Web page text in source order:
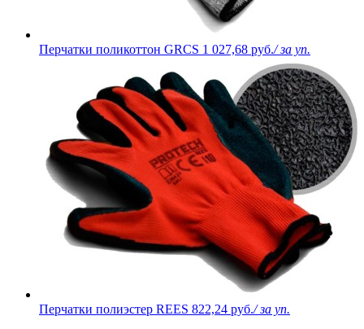
Перчатки поликоттон GRCS 1 027,68 руб./ за уп.
Перчатки полиэстер REES 822,24 руб./ за уп.